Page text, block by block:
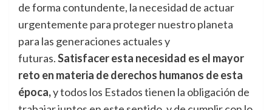
de forma contundente, la necesidad de actuar
urgentemente para proteger nuestro planeta
para las generaciones actuales y
futuras.Satisfacer esta necesidad es el mayor
reto en materia de derechos humanos de esta
época,y todos los Estados tienen la obligación de